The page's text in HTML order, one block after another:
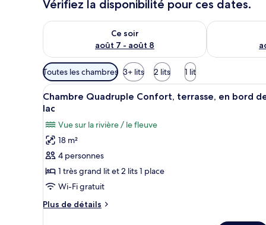
Vérifiez la disponibilité pour ces dates.
Ce soir
août 7 - août 8
Vérifier la disponibilité pour ce soir août 7 - août 8
Vérifier la
Filtres
disponibles
pour
les
Toutes les chambres 3+ lits 2 lits 1 lit
Afficher
toutes
photos
pour
ce
type
de
chambre :
Chambre
Une chambre d’hôtel avec
3
Chambre Quadruple Confort, terrasse, en bord
lac
Vue sur la rivière / le fleuve
18 m²
4 personnes
1 très grand lit et 2 lits 1 place
Wi-Fi gratuit
Plus de détails
Plus